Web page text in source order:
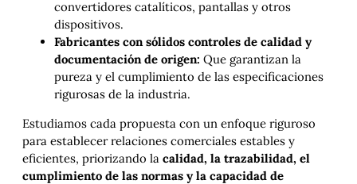
convertidores catalíticos, pantallas y otros
dispositivos.
Fabricantes con sólidos controles de calidad y
documentación de origen: Que garantizan la
pureza y el cumplimiento de las especificaciones
rigurosas de la industria.
Estudiamos cada propuesta con un enfoque riguroso
para establecer relaciones comerciales estables y
eficientes, priorizando la calidad, la trazabilidad, el
cumplimiento de las normas y la capacidad de